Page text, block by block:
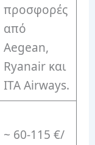
προσφορές
από
Aegean,
Ryanair και
ITA Airways.
~ 60-115 €/